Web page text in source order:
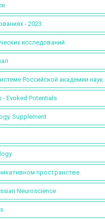
- 2023
исследований
Российской академии наук.
Evoked Potentials
Supplement
пространстве.
Neuroscience